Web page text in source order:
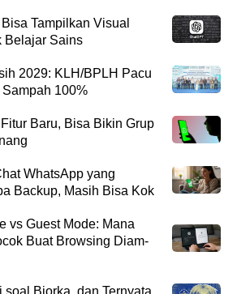
Tampilkan Visual
Belajar Sains
2029: KLH/BPLH Pacu
100%
Baru, Bisa Bikin Grup
WhatsApp yang
Backup, Masih Bisa Kok
vs Guest Mode: Mana
Buat Browsing Diam-